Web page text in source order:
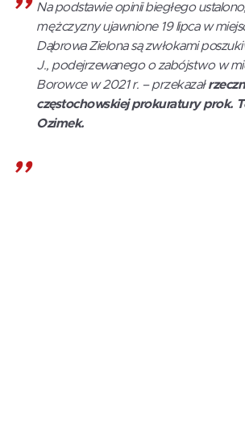
Na podstawie opinii biegłego
mężczyzny ujawnione 19 lipca w
Dąbrowa Zielona są zwłokami
J., podejrzewanego o zabójstwo w
Borowce w 2021 r. – przekazał
częstochowskiej prokuratury prok.
Ozimek.